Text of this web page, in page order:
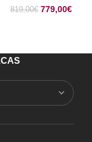
819,00€ 779,00€